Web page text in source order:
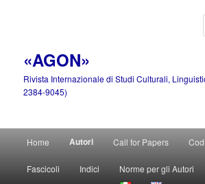
«AGON»
Rivista Internazionale di Studi Culturali,
2384-9045)
principale
Home Autori Call for Papers
Fascicoli Indici Norme per gli Autori